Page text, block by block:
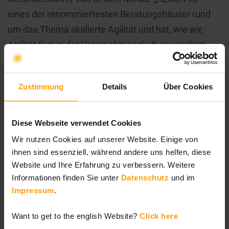
Zustimmung Details Über Cookies
Diese Webseite verwendet Cookies
Wir nutzen Cookies auf unserer Website. Einige von
ihnen sind essenziell, während andere uns helfen, diese
Website und Ihre Erfahrung zu verbessern. Weitere
Informationen finden Sie unter Datenschutz und im
Impressum.
Want to get to the english Website? Click here
eines der renommiertesten Beratungshäuser rund
um das Thema skalierte Agilität und hat, wie wir,
Agilität fest in der Unternehmenskultur verankert.
Wir arbeiten schon seit vielen Jahren
partnerschaftlich miteinander und heben unsere
Zusammenarbeit jetzt auf eine noch höhere Stufe.“
„Um eine agile Transformation zielführend
umzusetzen, bedarf es insbesondere in größeren
Unternehmenskontexten der Unterstützung durch
sind froh, in diesem Bereich auf die Expertise von